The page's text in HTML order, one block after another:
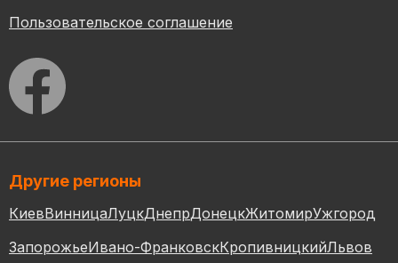
Пользовательское соглашение
Другие регионы
КиевВинницаЛуцкДнепрДонецкЖитомирУжгород
ЗапорожьеИвано-ФранковскКропивницкийЛьвов